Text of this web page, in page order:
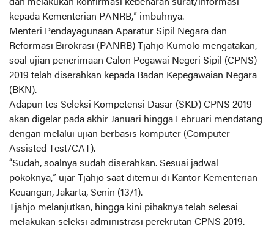
dan melakukan konfirmasi kebenaran surat/informasi
kepada Kementerian PANRB,” imbuhnya.
Menteri Pendayagunaan Aparatur Sipil Negara dan
Reformasi Birokrasi (PANRB) Tjahjo Kumolo mengatakan,
soal ujian penerimaan Calon Pegawai Negeri Sipil (CPNS)
2019 telah diserahkan kepada Badan Kepegawaian Negara
(BKN).
Adapun tes Seleksi Kompetensi Dasar (SKD) CPNS 2019
akan digelar pada akhir Januari hingga Februari mendatang
dengan melalui ujian berbasis komputer (Computer
Assisted Test/CAT).
“Sudah, soalnya sudah diserahkan. Sesuai jadwal
pokoknya,” ujar Tjahjo saat ditemui di Kantor Kementerian
Keuangan, Jakarta, Senin (13/1).
Tjahjo melanjutkan, hingga kini pihaknya telah selesai
melakukan seleksi administrasi perekrutan CPNS 2019.